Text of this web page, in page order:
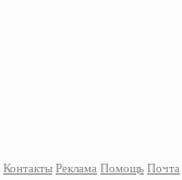
Контакты Реклама Помощь Почта